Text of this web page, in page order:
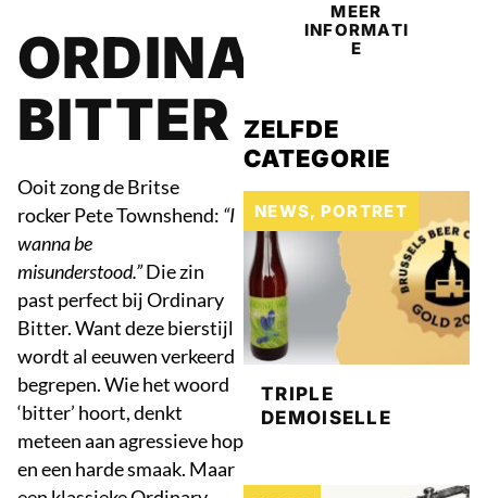
ORDINARY
BITTER
Ooit zong de Britse
rocker Pete Townshend: “I
wanna be
misunderstood.”Die zin
past perfect bij Ordinary
Bitter. Want deze bierstijl
wordt al eeuwen verkeerd
begrepen. Wie het woord
‘bitter’ hoort, denkt
meteen aan agressieve hop
en een harde smaak. Maar
MEER
INFORMATI
E
ZELFDE
CATEGORIE
NEWS, PORTRET
TRIPLE
DEMOISELLE